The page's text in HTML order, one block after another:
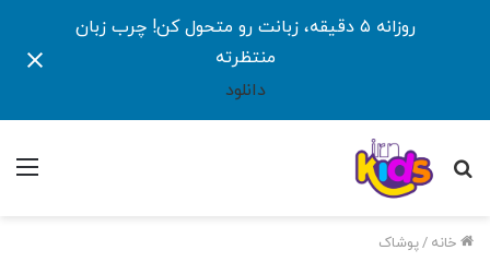
روزانه ۵ دقیقه، زبانت رو متحول کن! چرب زبان
منتظرته
دانلود
جستجو
خانه /پوشاک